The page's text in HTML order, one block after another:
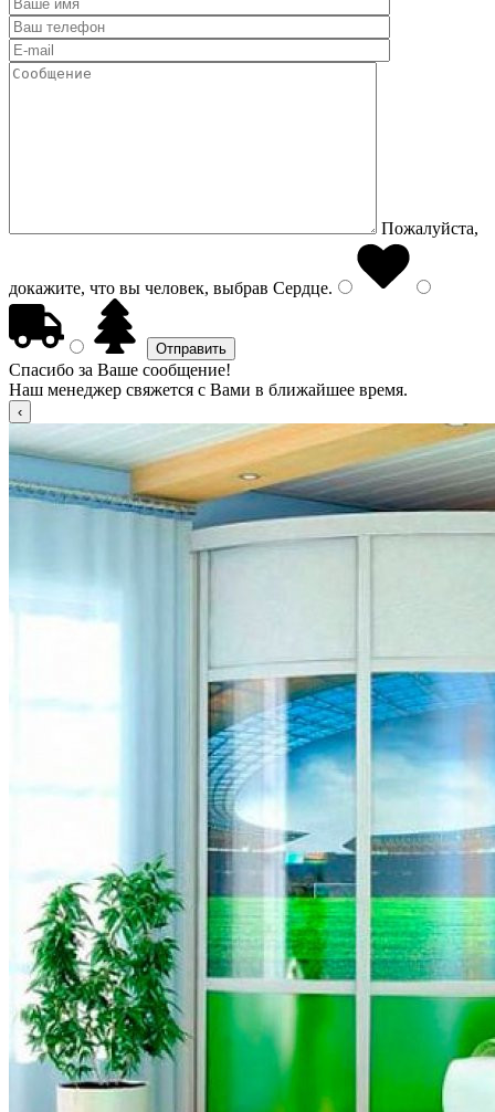
Пожалуйста,
докажите, что вы человек, выбрав Сердце.
Спасибо за Ваше сообщение!
Наш менеджер свяжется с Вами в ближайшее время.